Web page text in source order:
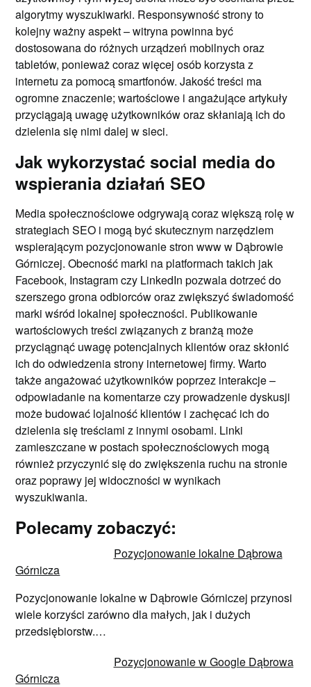
algorytmy wyszukiwarki. Responsywność strony to
kolejny ważny aspekt – witryna powinna być
dostosowana do różnych urządzeń mobilnych oraz
tabletów, ponieważ coraz więcej osób korzysta z
internetu za pomocą smartfonów. Jakość treści ma
ogromne znaczenie; wartościowe i angażujące artykuły
przyciągają uwagę użytkowników oraz skłaniają ich do
dzielenia się nimi dalej w sieci.
Jak wykorzystać social media do
wspierania działań SEO
Media społecznościowe odgrywają coraz większą rolę w
strategiach SEO i mogą być skutecznym narzędziem
wspierającym pozycjonowanie stron www w Dąbrowie
Górniczej. Obecność marki na platformach takich jak
Facebook, Instagram czy LinkedIn pozwala dotrzeć do
szerszego grona odbiorców oraz zwiększyć świadomość
marki wśród lokalnej społeczności. Publikowanie
wartościowych treści związanych z branżą może
przyciągnąć uwagę potencjalnych klientów oraz skłonić
ich do odwiedzenia strony internetowej firmy. Warto
także angażować użytkowników poprzez interakcje –
odpowiadanie na komentarze czy prowadzenie dyskusji
może budować lojalność klientów i zachęcać ich do
dzielenia się treściami z innymi osobami. Linki
zamieszczane w postach społecznościowych mogą
również przyczynić się do zwiększenia ruchu na stronie
oraz poprawy jej widoczności w wynikach
wyszukiwania.
Polecamy zobaczyć:
Pozycjonowanie lokalne Dąbrowa
Górnicza
Pozycjonowanie lokalne w Dąbrowie Górniczej przynosi
wiele korzyści zarówno dla małych, jak i dużych
przedsiębiorstw.…
Pozycjonowanie w Google Dąbrowa
Górnicza